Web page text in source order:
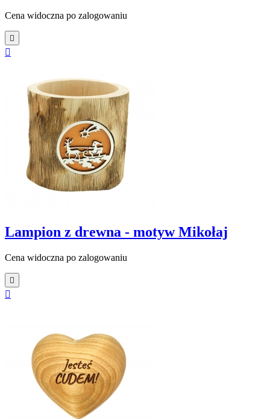
Cena widoczna po zalogowaniu


Lampion z drewna - motyw Mikołaj
Cena widoczna po zalogowaniu

